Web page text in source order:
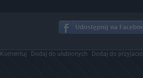
Komentuj Dodaj do ulubionych Dodaj do